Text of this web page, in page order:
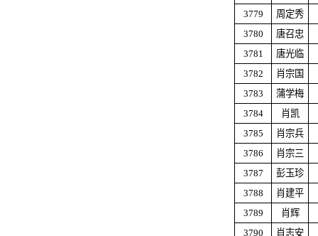
3779
周定秀
3780
唐召忠
3781
唐光临
3782
肖宗国
3783
蒲学梅
3784
肖凯
3785
肖宗兵
3786
肖宗三
3787
彭玉珍
3788
肖建平
3789
肖辉
3790
肖志安